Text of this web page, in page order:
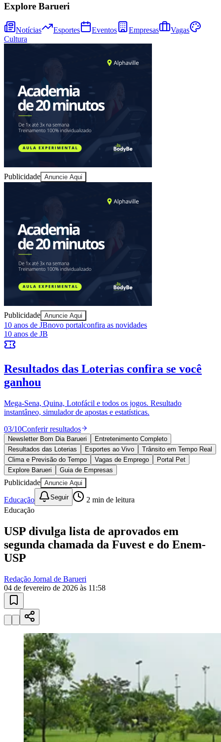
Juventude
Ceará
Explore Barueri
Notícias Esportes Eventos Empresas
Vagas
Cultura
Publicidade Anuncie Aqui
Publicidade Anuncie Aqui
10 anos de JB novo portal
confira as novidades
10 anos de JB
Esportes ao Vivo placares e tabelas
atualizadas
Paulistão, Brasileirão, Champions League e mais. Placar em tempo
real, classificação e notícias esportivas.
Acompanhar jogos
Newsletter Bom Dia Barueri
Resultados das Loterias
Trânsito em Tempo Real
Clima e Previsão do Tempo
Vagas de Emprego
Portal Pet
Explore Barueri
Guia de Empresas
Publicidade Anuncie Aqui
Educação Seguir 2min de leitura
Educação